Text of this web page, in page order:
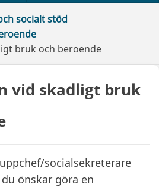
socialt stöd
bruk och beroende
vid skadligt bruk
socialsekreterare
önskar göra en